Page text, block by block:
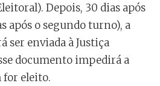
Depois, 30 dias após
após o segundo turno), a
ser enviada à Justiça
documento impedirá a
for eleito.